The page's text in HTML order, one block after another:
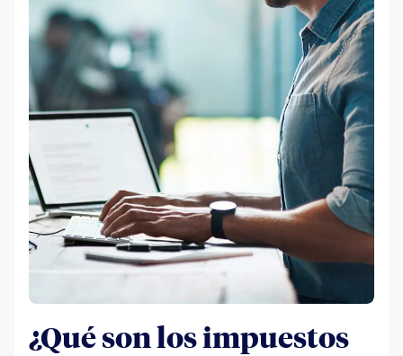
¿Qué son los impuestos